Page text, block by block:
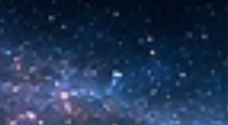
biológica? Durante siglos creímos que la
mayor aspiración de la inteligencia humana
consistía en comprender la vida. Hoy
comienza a aparecer una posibilidad todavía
más desconcer